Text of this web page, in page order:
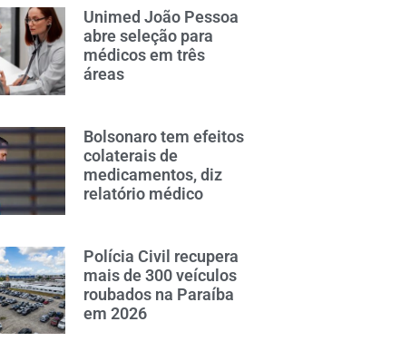
Unimed João Pessoa
abre seleção para
médicos em três
áreas
Bolsonaro tem efeitos
colaterais de
medicamentos, diz
relatório médico
Polícia Civil recupera
mais de 300 veículos
roubados na Paraíba
em 2026